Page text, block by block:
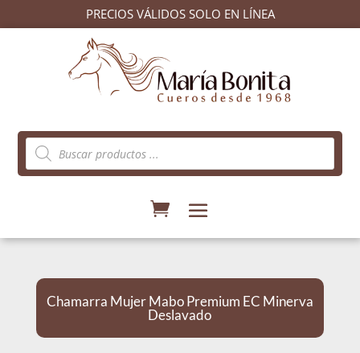
PRECIOS VÁLIDOS SOLO EN LÍNEA
Búsqueda
de
productos
Chamarra Mujer Mabo Premium EC Minerva
Deslavado